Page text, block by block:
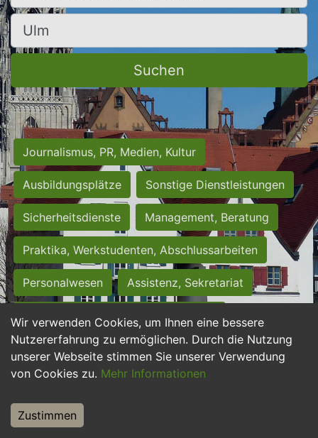
Wir verwenden Cookies, um Ihnen eine bessere
Nutzererfahrung zu ermöglichen. Durch die Nutzung
unserer Webseite stimmen Sie unserer Verwendung
von Cookies zu. Mehr Informationen
Zustimmen
Ort, Stadt
Suchen
Journalismus, PR, Medien, Kultur
Ausbildungsplätze Sonstige Dienstleistungen
Sicherheitsdienste Management, Beratung
Praktika, Werkstudenten, Abschlussarbeiten
Personalwesen Assistenz, Sekretariat
Hilfskräfte, Aushilfs- und Nebenjobs
Einkauf, Logistik, Materialwirtschaft
Weiterbildung, Studium, duale Ausbildung
Tourismus